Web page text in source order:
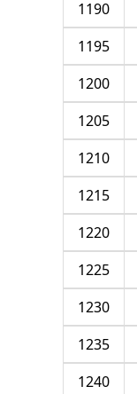
1190
1195
1200
1205
1210
1215
1220
1225
1230
1235
1240